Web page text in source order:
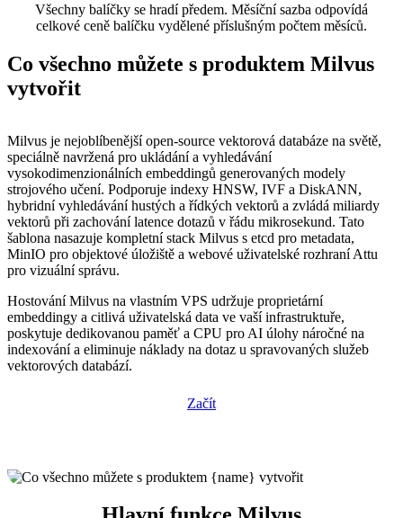
Všechny balíčky se hradí předem. Měsíční sazba odpovídá
celkové ceně balíčku vydělené příslušným počtem měsíců.
Co všechno můžete s produktem Milvus
vytvořit
Milvus je nejoblíbenější open-source vektorová databáze na světě,
speciálně navržená pro ukládání a vyhledávání
vysokodimenzionálních embeddingů generovaných modely
strojového učení. Podporuje indexy HNSW, IVF a DiskANN,
hybridní vyhledávání hustých a řídkých vektorů a zvládá miliardy
vektorů při zachování latence dotazů v řádu mikrosekund. Tato
šablona nasazuje kompletní stack Milvus s etcd pro metadata,
MinIO pro objektové úložiště a webové uživatelské rozhraní Attu
pro vizuální správu.
Hostování Milvus na vlastním VPS udržuje proprietární
embeddingy a citlivá uživatelská data ve vaší infrastruktuře,
poskytuje dedikovanou paměť a CPU pro AI úlohy náročné na
indexování a eliminuje náklady na dotaz u spravovaných služeb
vektorových databází.
Začít